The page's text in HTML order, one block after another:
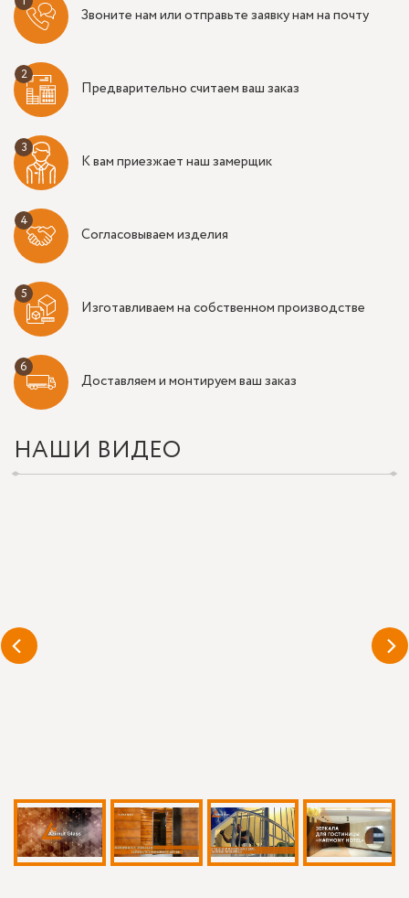
Звоните нам или отправьте заявку нам на почту
Предварительно считаем ваш заказ
К вам приезжает наш замерщик
Согласовываем изделия
Изготавливаем на собственном производстве
Доставляем и монтируем ваш заказ
НАШИ ВИДЕО